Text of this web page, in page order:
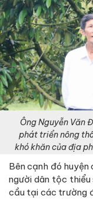
Ông Nguyễn Văn
phát triển nông
khó khăn của địa
Bên cạnh đó huyện
người dân tộc thiểu
cầu tại các trường